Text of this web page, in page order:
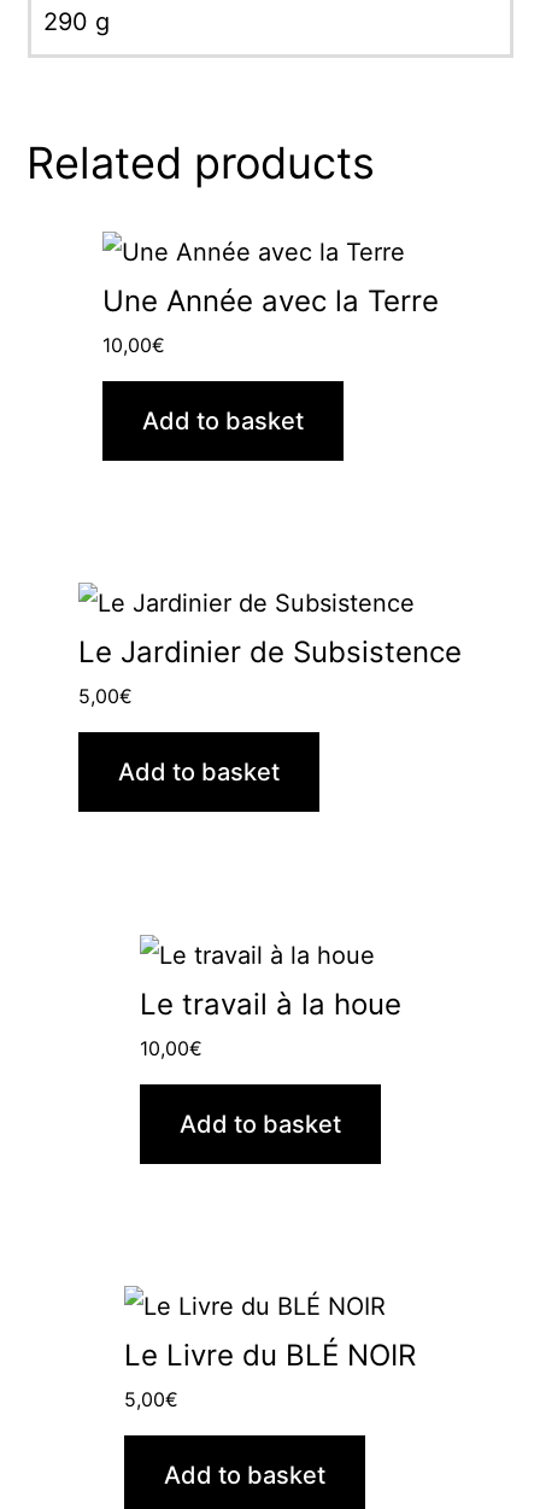
290 g
Related products
Une Année avec la Terre
10,00€
Add to basket
Le Jardinier de Subsistence
5,00€
Add to basket
Le travail à la houe
10,00€
Add to basket
Le Livre du BLÉ NOIR
5,00€
Add to basket